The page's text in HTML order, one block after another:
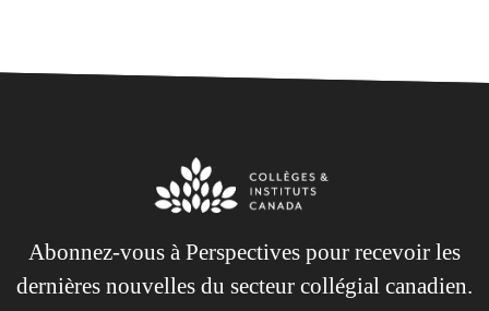
Abonnez-vous à Perspectives pour recevoir les
dernières nouvelles du secteur collégial canadien.